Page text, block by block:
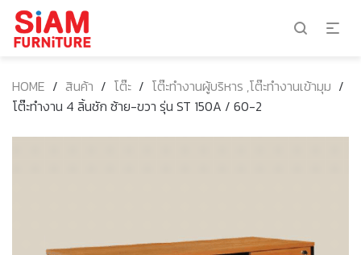
HOME / สินค้า / โต๊ะ / โต๊ะทำงานผู้บริหาร ,โต๊ะทำงานเข้ามุม /
โต๊ะทำงาน 4 ลิ้นชัก ซ้าย-ขวา รุ่น ST 150A / 60-2